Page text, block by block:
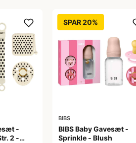
-
2 -
SPAR 20%
BIBS
BIBS Baby Gavesæt -
Sprinkle - Blush